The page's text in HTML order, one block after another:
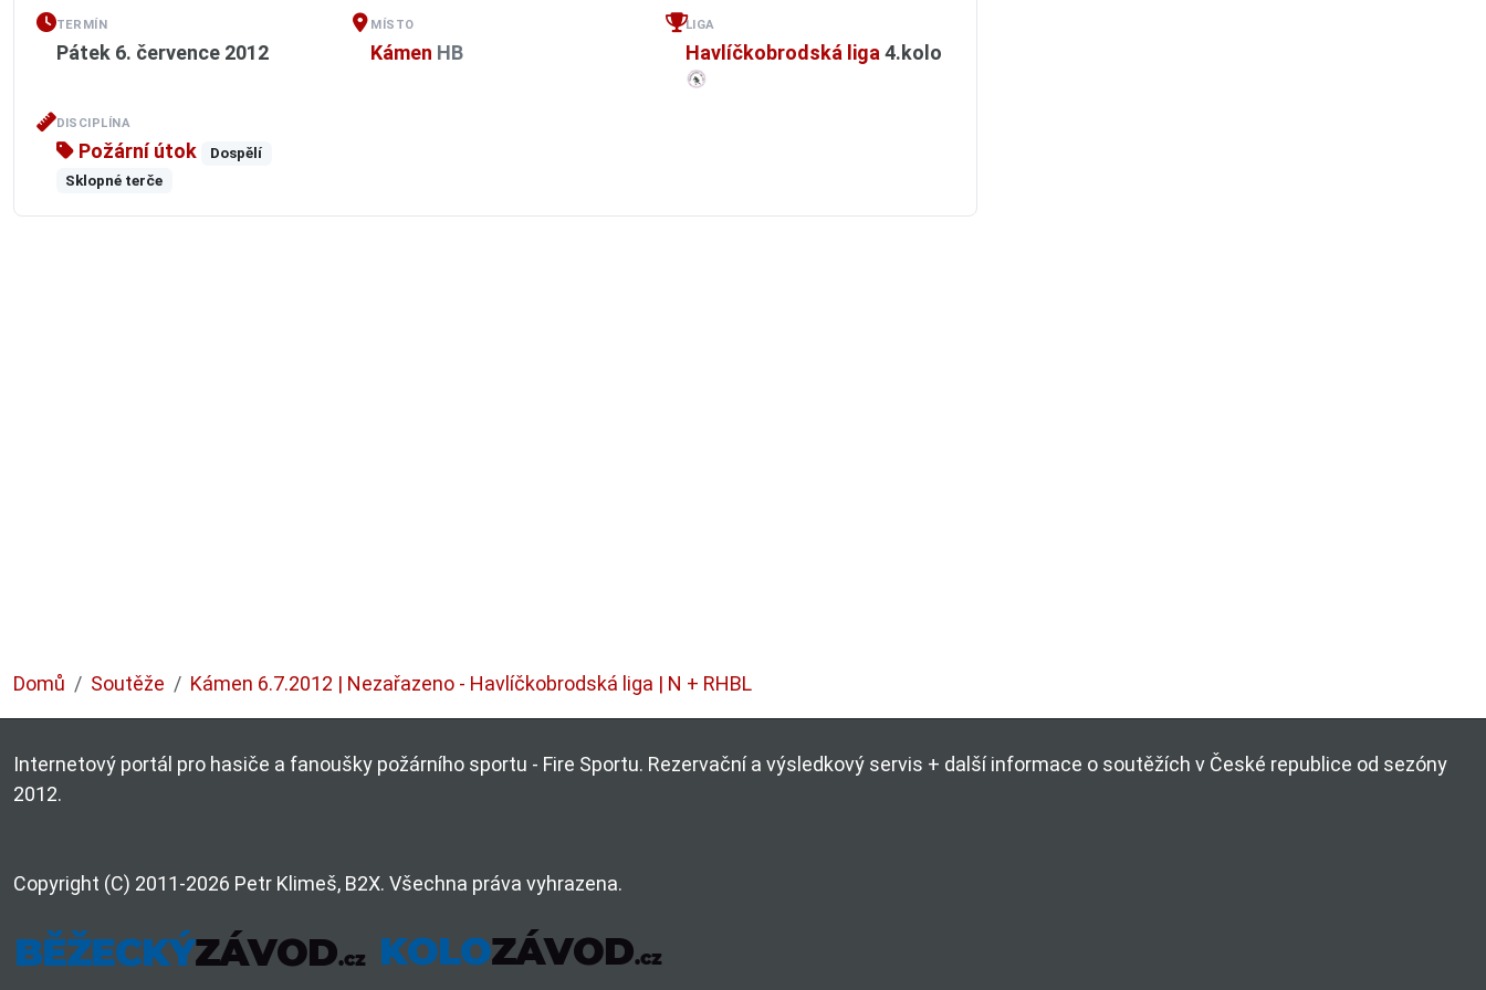
TERMÍN
Pátek 6. července 2012
MÍSTO
Kámen HB
LIGA
Havlíčkobrodská liga 4.kolo
DISCIPLÍNA
Požární útok
Dospělí
Sklopné terče
Domů Soutěže Kámen 6.7.2012 | Nezařazeno - Havlíčkobrodská liga | N + RHBL
Internetový portál pro hasiče a fanoušky požárního sportu - Fire Sportu. Rezervační a výsledkový servis + další informace o soutěžích v České republice od sezóny
2012.
Copyright (C) 2011-2026 Petr Klimeš, B2X. Všechna práva vyhrazena.